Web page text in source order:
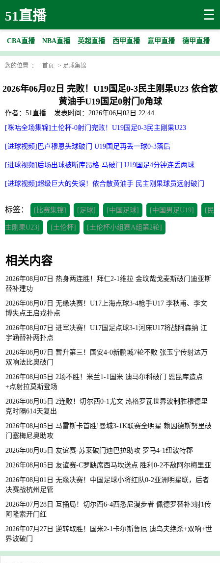
51直播 ☰
CBA直播 NBA直播 英超直播 西甲直播 意甲直播 德甲直播
您的位置 ： 首页 > 足球集锦
2026年06月02日 完败！U19国足0-3民主刚果U23 依合散
黄油手U19国足0射门0角球
作者：51直播
发表时间：2026年06月02日 22:44
[咪咕全场集锦]土伦杯-0射门完败！U19国足0-3民主刚果U23
[进球视频]巴卢穆恩头球破门 U19国足再丢一球0-3落后
[进球视频]后场出球被断库昂格·马破门 U19国足4分钟连丢两球
[进球视频]超级巨大的失误！依合散黄油手 民主刚果球员远射破门
标签： [比赛集锦] [足球] [中国足球] [中国男足U19] [民
主刚果U23] [土伦杯] [土伦杯小组赛A组第2轮]
相关内容
2026年08月07日 热身两连胜！拜仁2-1维拉 金玟哉戈麦斯破门迪亚斯
替补建功
2026年08月07日 无缘决赛！U17上海点球3-4枪手U17 李秋甫、李文
博失点王启戎扑点
2026年08月07日 进军决赛！U17国足点球3-1河床U17将战阿森纳 江
宇涵替补两扑点
2026年08月07日 暂升第三！国安4-0新鹏城7轮不败 张玉宁传射达万
双响法比奥破门
2026年08月05日 2场不胜！米兰1-1国米 迪马尔科破门 恩昆库造点
+点射拉莫斯登场
2026年08月05日 2连败！切尔西0-1尤文 热格罗瓦世界波制胜穆德里
克时隔614天复出
2026年08月05日 马雷斯卡首胜!曼城3-1K联赛全明星 赖因德斯努里破
门塞梅尼奥助攻
2026年08月05日 友谊赛-苏莱破门迪巴拉助攻 罗马4-1纽波特郡
2026年08月05日 友谊赛-C罗缺席西马坎送点 胜利0-2不敌阿尔梅里亚
2026年08月01日 无缘决赛！中国足球小将红队0-2亚洲明星联，后者
决赛战杭州足管
2026年07月28日 互捅局！切尔西6-4西悉尼漫步者 佩德罗替补3射1传
阿隆索开门红
2026年07月27日 逆转取胜！国米2-1卡尔斯鲁厄 迪乌夫绝杀+双响+世
界波破门